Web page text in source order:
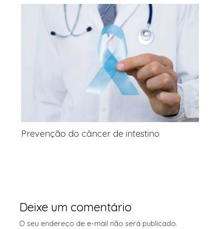
Prevenção do câncer de intestino
Deixe um comentário
O seu endereço de e-mail não será publicado.